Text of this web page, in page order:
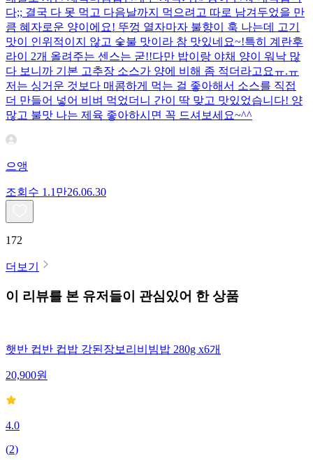
다;; 결국 다 못 먹고 다음날까지 먹으려고 따로 남겨두었을 만
큼 혜자로운 양이에요! 뚜껑 열자마자 불향이 훅 나는데 고기
맛이 인위적이지 않고 숯불 맛이라 참 맛있네요~!특히 계란후
라이 2개 올려주는 센스는 굳!! ​다만 밥이랑 야채 양이 워낙 많
다 보니까 기본 고추장 소스가 양에 비해 좀 적더라고요ㅠ.ㅠ
저는 싱거운 것보다 매콤하게 먹는 걸 좋아해서 소스를 직접
더 만들어 넣어 비벼 먹었더니 간이 딱 맞고 맛있었습니다! 양
많고 불맛 나는 제육 좋아하시면 꼭 드셔보세요~^^
으앵
조회수 1.1만26.06.30
172
더보기
이 리뷰를 본 유저들이 관심있어 한 상품
햇반 컵반 컵밥 강된장보리비빔밥 280g x6개
20,900원
4.0
(2)